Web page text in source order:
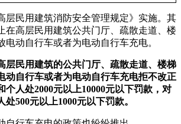
层民用建筑消防安全管理规定》实施。其
在高层民用建筑公共门厅、疏散走道、楼
电动自行车或者为电动自行车充电。
层民用建筑的公共门厅、疏散走道、楼梯
动自行车或者为电动自行车充电拒不改正
个人处2000元以上10000元以下罚款，对
500元以上1000元以下罚款。